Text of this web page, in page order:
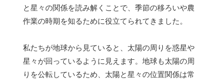
と星々の関係を読み解くことで、季節の移ろいや農
作業の時期を知るために役立てられてきました。
私たちが地球から見ていると、太陽の周りを惑星や
星々が回っているように見えます。地球も太陽の周
りを公転しているため、太陽と星々の位置関係は常